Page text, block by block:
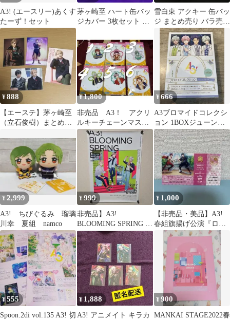
A3! (エースリー)あくす
たーず！セット
茅ヶ崎至 ハート缶バッ
ジカバー 3枚セット A3!
雪白東 アクキー 缶バッ
ジ まとめ売り バラ売り
可
¥888
【エーステ】茅ヶ崎至
（立石俊樹）まとめセ
¥1,800
非売品 A3！ アクリ
ルキーチェーンマスコ
ット vol.1 6種類セ
ット
¥666
A3ブロマイドコレクシ
ョン 1BOXジューンブ
ライドvol.2 おまけ付き
¥2,999
A3! ちびぐるみ 瑠璃
川幸 夏組 namco
¥999
非売品】A3!
BLOOMING SPRING &
SUMMER EP ポスター
¥ 1,000
【非売品・美品】A3!
春組旗揚げ公演『ロミ
オとジュリアス』レプ
リカチケット
¥555
Spoon.2di vol.135 A3! 切
¥ 1,888
A3! アニメイト キラカ
¥900
MANKAI STAGE2022春